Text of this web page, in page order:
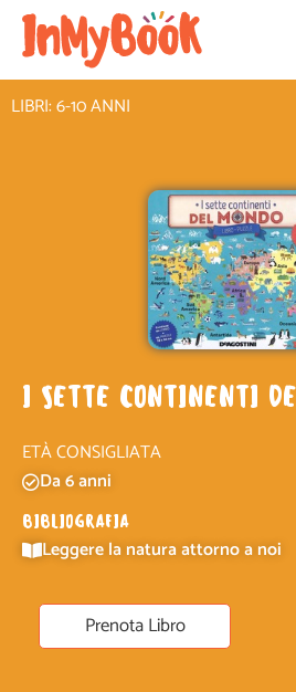
Vai
contenuto
LIBRI: 6-10 ANNI
I SETTE CONTINENTI
ETÀ CONSIGLIATA
Da 6 anni
BIBLIOGRAFIA
Leggere la natura attorno a noi
Prenota Libro